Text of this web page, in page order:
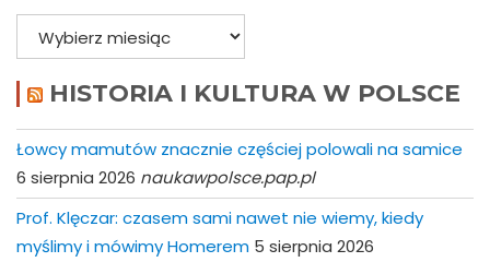
Archiwa
HISTORIA I KULTURA W POLSCE
Łowcy mamutów znacznie częściej polowali na samice
6 sierpnia 2026 naukawpolsce.pap.pl
Prof. Klęczar: czasem sami nawet nie wiemy, kiedy
myślimy i mówimy Homerem 5 sierpnia 2026